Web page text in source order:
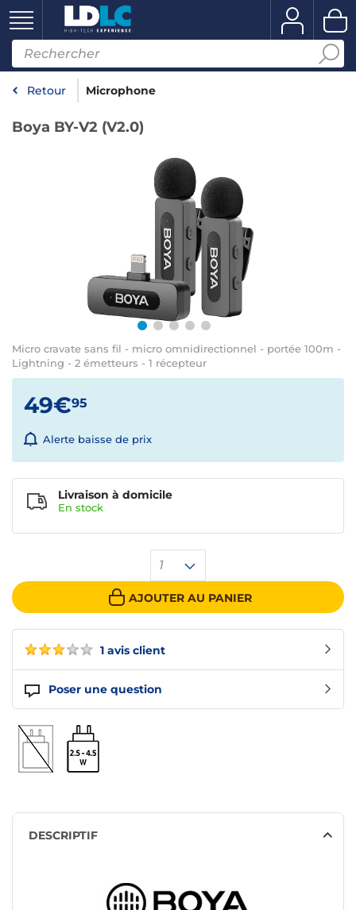
Retour Microphone
Boya BY-V2 (V2.0)
Micro cravate sans fil - micro omnidirectionnel - portée 100m -
Lightning - 2 émetteurs - 1 récepteur
1 avis client
Poser une question
49€95
Alerte baisse de prix
1
AJOUTER AU PANIER
Livraison à domicile
En stock
DESCRIPTIF